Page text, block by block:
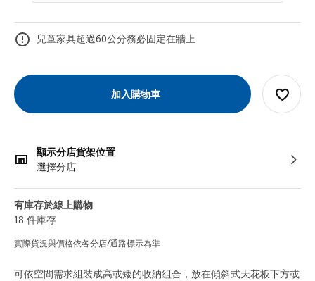
兒童家具超過60公分務必固定在牆上
加入購物車
顯示分店貨架位置
選擇分店
有庫存於線上購物
18 件庫存
實際貨況與價格依各分店/通路標示為準
可依空間需求組裝成高或矮的收納組合，放在傾斜式天花板下方或